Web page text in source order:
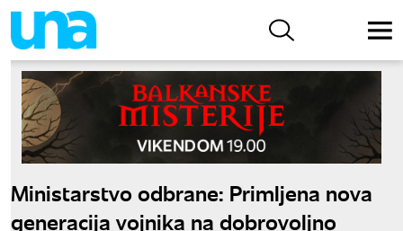
Ministarstvo odbrane: Primljena nova
generacija vojnika na dobrovoljno